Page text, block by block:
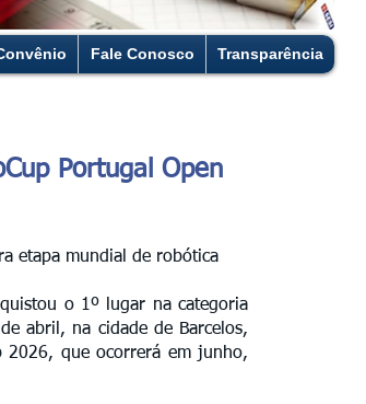
Fale Conosco Transparência
Portugal Open
etapa mundial de robótica
o 1º lugar na categoria
abril, na cidade de Barcelos,
2026, que ocorrerá em junho,